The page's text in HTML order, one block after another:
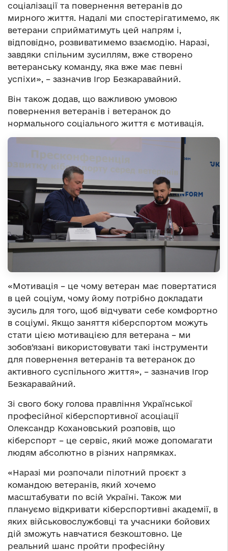
соціалізації та повернення ветеранів до
мирного життя. Надалі ми спостерігатимемо, як
ветерани сприйматимуть цей напрям і,
відповідно, розвиватимемо взаємодію. Наразі,
завдяки спільним зусиллям, вже створено
ветеранську команду, яка вже має певні
успіхи», – зазначив Ігор Безкаравайний.
Він також додав, що важливою умовою
повернення ветеранів і ветеранок до
нормального соціального життя є мотивація.
«Мотивація – це чому ветеран має повертатися
в цей соціум, чому йому потрібно докладати
зусиль для того, щоб відчувати себе комфортно
в соціумі. Якщо заняття кіберспортом можуть
стати цією мотивацією для ветерана – ми
зобов’язані використовувати такі інструменти
для повернення ветеранів та ветеранок до
активного суспільного життя», – зазначив Ігор
Безкаравайний.
Зі свого боку голова правління Української
професійної кіберспортивної асоціації
Олександр Кохановський розповів, що
кіберспорт – це сервіс, який може допомагати
людям абсолютно в різних напрямках.
«Наразі ми розпочали пілотний проєкт з
командою ветеранів, який хочемо
масштабувати по всій Україні. Також ми
плануємо відкривати кіберспортивні академії, в
яких військовослужбовці та учасники бойових
дій зможуть навчатися безкоштовно. Це
реальний шанс пройти професійну